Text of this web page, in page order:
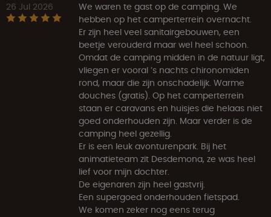
26 Jul 2026
We waren te gast op de camping. We
hebben op het camperterrein overnacht.
Er zijn heel veel sanitairgebouwen, een
beetje verouderd maar wel heel schoon.
Omdat de camping midden in de natuur ligt,
vliegen er vooral ’s nachts chironomiden
rond, maar die zijn onschadelijk. Warme
douches (gratis). Op het camperterrein
staan er caravans en huisjes die helaas niet
goed onderhouden zijn. Maar verder is de
camping heel gezellig.
Er is een leuk avonturenpark. Bij het
animatieteam zit Desdemona, ze was heel
lief voor mijn dochter.
De eigenaren zijn heel gastvrij.
Een supergoed onderhouden fietspad.
We komen zeker nog eens terug